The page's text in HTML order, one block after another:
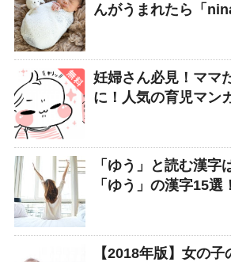
んがうまれたら「
妊婦さん必見！ママ
に！人気の育児マン
「ゆう」と読む漢字
「ゆう」の漢字15選！
【2018年版】女の